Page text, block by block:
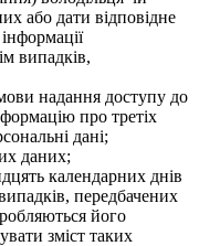
або дати відповідне
випадків,
надання доступу до
про третіх
дані;
даних;
календарних днів
передбачених
його
зміст таких